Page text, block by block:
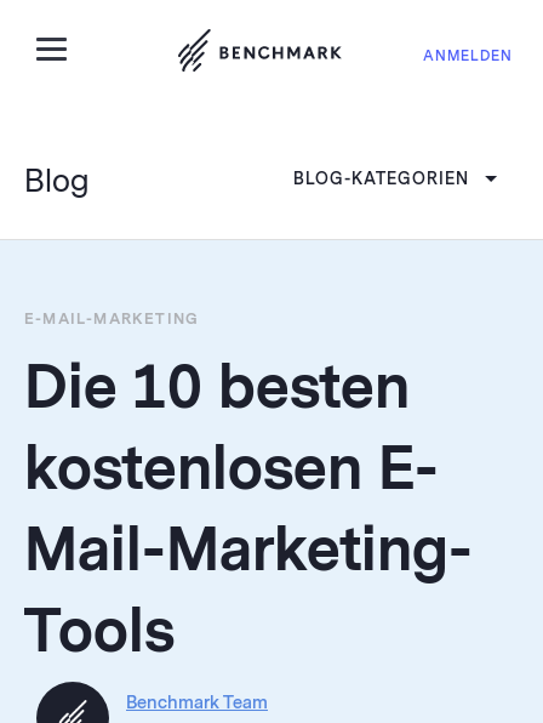
ANMELDEN
Blog BLOG-KATEGORIEN
E-MAIL-MARKETING
Die 10 besten
kostenlosen E-
Mail-Marketing-
Tools
Benchmark Team